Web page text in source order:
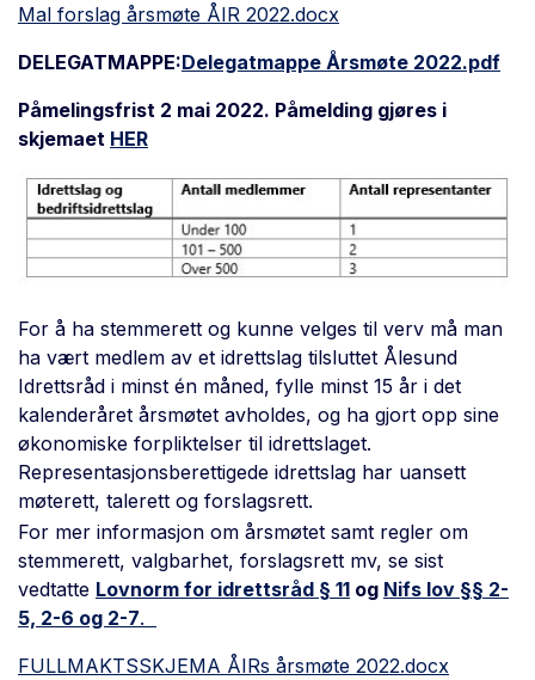
Mal forslag årsmøte ÅIR 2022.docx
DELEGATMAPPE:Delegatmappe Årsmøte 2022.pdf
Påmelingsfrist 2 mai 2022. Påmelding gjøres i
skjemaet HER
For å ha stemmerett og kunne velges til verv må man
ha vært medlem av et idrettslag tilsluttet Ålesund
Idrettsråd i minst én måned, fylle minst 15 år i det
kalenderåret årsmøtet avholdes, og ha gjort opp sine
økonomiske forpliktelser til idrettslaget.
Representasjonsberettigede idrettslag har uansett
møterett, talerett og forslagsrett.
For mer informasjon om årsmøtet samt regler om
stemmerett, valgbarhet, forslagsrett mv, se sist
vedtatte Lovnorm for idrettsråd § 11 og Nifs lov §§ 2-
5, 2-6 og 2-7.
FULLMAKTSSKJEMA ÅIRs årsmøte 2022.docx